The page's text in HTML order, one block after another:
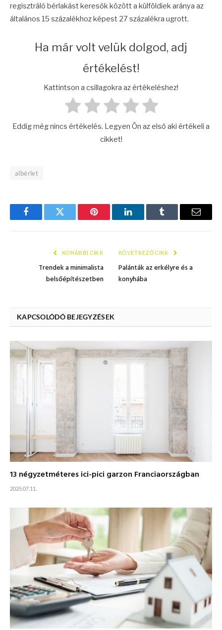
regisztráló bérlakást keresők között a külföldiek aránya az
általános 15 százalékhoz képest 27 százalékra ugrott.
Ha már volt velük dolgod, adj
értékelést!
Kattintson a csillagokra az értékeléshez!
Eddig még nincs értékelés. Legyen Ön az első aki értékeli a
cikket!
albérlet
FacebookTwitter Pinterest LinkedInTumblr
E.-
KORÁBBI CIKK
Trendek a minimalista
belsőépítészetben
KÖVETKEZŐ CIKK
Palánták az erkélyre és a
konyhába
KAPCSOLÓDÓ BEJEGYZÉSEK
13 négyzetméteres ici-pici garzon Franciaországban
2025.07.11.